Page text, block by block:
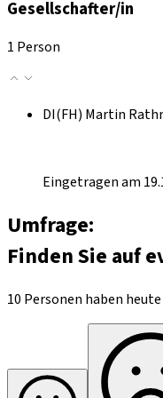
Gesellschafter/in
1 Person
DI(FH) Martin
Eingetragen am
Umfrage:
Finden Sie auf
10 Personen haben